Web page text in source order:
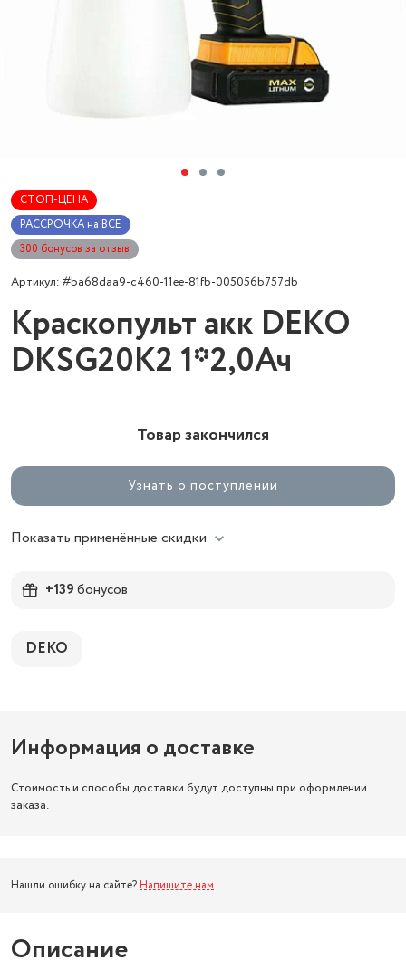
СТОП-ЦЕНА
РАССРОЧКА на ВСЁ
300 бонусов за отзыв
Артикул: #ba68daa9-c460-11ee-81fb-005056b757db
Краскопульт акк DEKO
DKSG20K2 1*2,0Ач
Товар закончился
Узнать о поступлении
Показать применённые скидки
+139бонусов
DEKO
Информация о доставке
Стоимость и способы доставки будут доступны при оформлении
заказа.
Нашли ошибку на сайте? Напишите нам.
Описание